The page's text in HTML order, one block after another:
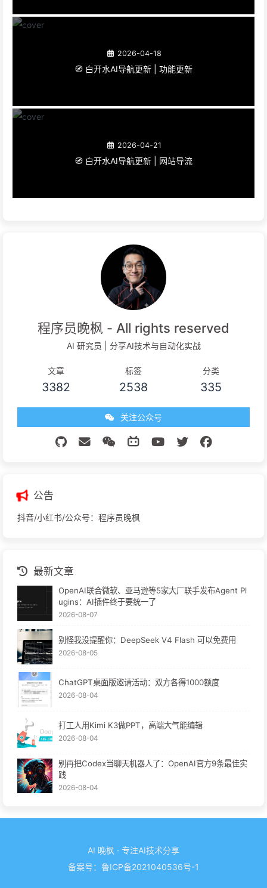
2026-04-18
🧭 白开水AI导航更新 | 功能更新
2026-04-21
🧭 白开水AI导航更新 | 网站导流
程序员晚枫 - All rights reserved
AI 研究员 | 分享AI技术与自动化实战
文章
3382
标签
2538
分类
335
关注公众号
公告
抖音/小红书/公众号：程序员晚枫
最新文章
OpenAI联合微软、亚马逊等5家大厂联手发布Agent Pl
ugins：AI插件终于要统一了
2026-08-07
别怪我没提醒你：DeepSeek V4 Flash 可以免费用
2026-08-05
ChatGPT桌面版邀请活动：双方各得1000额度
2026-08-04
打工人用Kimi K3做PPT，高端大气能编辑
2026-08-04
别再把Codex当聊天机器人了：OpenAI官方9条最佳实
践
2026-08-04
AI 晚枫 · 专注AI技术分享
备案号： 鲁ICP备2021040536号-1